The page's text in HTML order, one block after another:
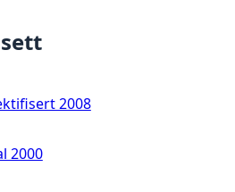
2008
2000